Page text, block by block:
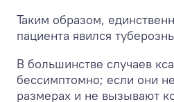
Таким образом,
пациента явился
В большинстве случаев
бессимптомно; если они
размерах и не вызывают